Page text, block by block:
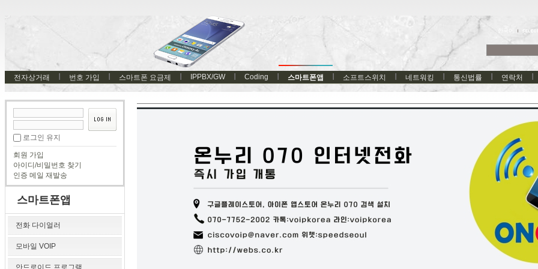
전자상거래 번호 가입 스마트폰 요금제 IPPBX/GW Coding 스마트폰앱 소프트스위치 네트워킹 통신법률 연락처
로그인 유지
회원 가입
아이디/비밀번호 찾기
인증 메일 재발송
스마트폰앱
전화 다이얼러
모바일 VOIP
안드로이드 프로그램